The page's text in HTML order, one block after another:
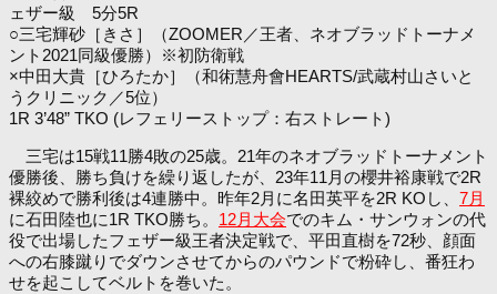
ェザー級 5分5R
○三宅輝砂［きさ］（ZOOMER／王者、ネオブラッドトーナメ
ント2021同級優勝）※初防衛戦
×中田大貴［ひろたか］（和術慧舟會HEARTS/武蔵村山さいと
うクリニック／5位）
1R 3’48” TKO (レフェリーストップ：右ストレート)
三宅は15戦11勝4敗の25歳。21年のネオブラッドトーナメント
優勝後、勝ち負けを繰り返したが、23年11月の櫻井裕康戦で2R
裸絞めで勝利後は4連勝中。昨年2月に名田英平を2R KOし、 7月
に石田陸也に1R TKO勝ち。 12月大会でのキム・サンウォンの代
役で出場したフェザー級王者決定戦で、平田直樹を72秒、顔面
への右膝蹴りでダウンさせてからのパウンドで粉砕し、番狂わ
せを起こしてベルトを巻いた。